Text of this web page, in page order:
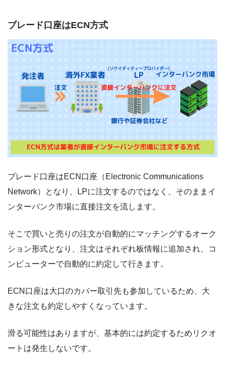
ブレード口座はECN方式
ブレード口座はECN口座（Electronic Communications
Network）となり、LPに注文するのではなく、そのままイ
ンターバンク市場に直接注文を流します。
そこで買いと売りの注文が自動的にマッチングするオーク
ション形式となり、注文はそれぞれ板情報に追加され、コ
ンピューターで自動的に約定して行きます。
ECN口座は大口のカバー取引先も参加しているため、大
きな注文も約定しやすくなっています。
滑る可能性はありますが、基本的には約定するためリクオ
ートは発生しないです。